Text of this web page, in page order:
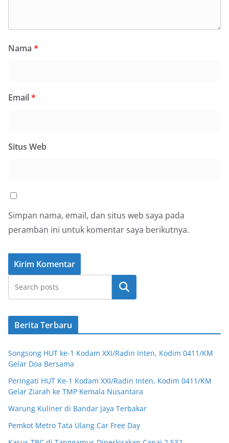
Nama *
Email*
Situs Web
Simpan nama, email, dan situs web saya pada
peramban ini untuk komentar saya berikutnya.
Cari
Berita Terbaru
Songsong HUT ke-1 Kodam XXI/Radin Inten, Kodim 0411/KM
Gelar Doa Bersama
Peringati HUT Ke-1 Kodam XXI/Radin Inten, Kodim 0411/KM
Gelar Ziarah ke TMP Kemala Nusantara
Warung Kuliner di Bandar Jaya Terbakar
Pemkot Metro Tata Ulang Car Free Day